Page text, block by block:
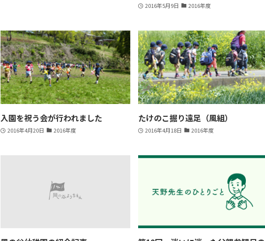
2016年5月9日 2016年度
入園を祝う会が行われました
2016年4月20日 2016年度
たけのこ掘り遠足（風組）
2016年4月18日 2016年度